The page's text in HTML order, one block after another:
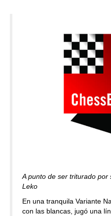
A punto de ser triturado
Leko
En una tranquila Variante
con las blancas, jugó una